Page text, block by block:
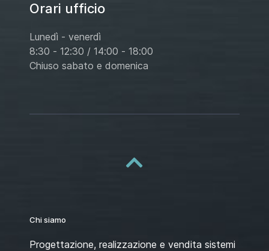
Orari ufficio
Lunedì - venerdì
8:30 - 12:30 / 14:00 - 18:00
Chiuso sabato e domenica
Chi siamo
Progettazione, realizzazione e vendita sistemi